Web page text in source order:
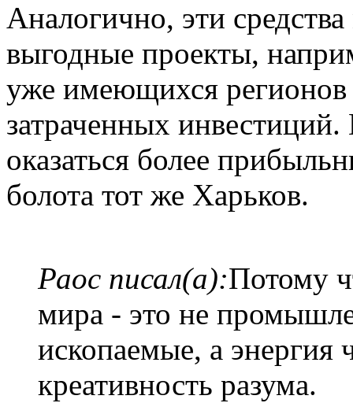
Аналогично, эти
выгодные проекты,
уже имеющихся
затраченных
оказаться более
болота тот же Харьков.
Раос писал(а):Потому
мира - это не
ископаемые, а энергия
креативность разума.